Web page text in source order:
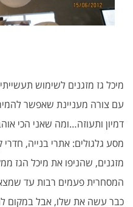
מיכל גז מזגנים לשימוש
עם צורה מעניינת שאפשר
דמיון ותעוזה…ומה שאני הכי
מסע גלגולים: אתרי בנייה, חדרי
מזגנים, שהניפו את מיכל הגז
המסחרית פעמים רבות עד
כבר עשה את שלו, אבל במקום